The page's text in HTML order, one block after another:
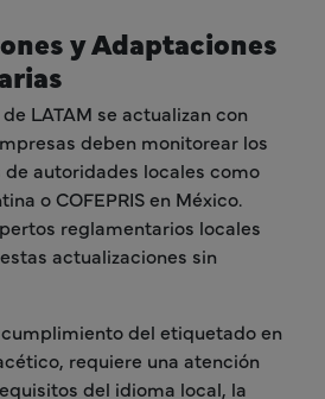
y Adaptaciones
LATAM se actualizan con
deben monitorear los
autoridades locales como
o COFEPRIS en México.
reglamentarios locales
actualizaciones sin
del etiquetado en
requiere una atención
del idioma local, la